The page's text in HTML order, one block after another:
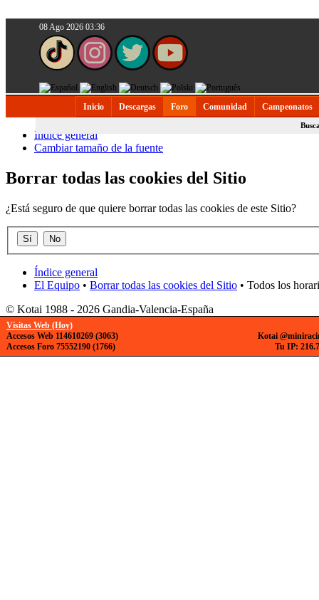
08 Ago 2026 03:36
Inicio Descargas Foro Comunidad Campeonatos
Índice general
Cambiar tamaño de la fuente
Borrar todas las cookies del Sitio
¿Está seguro de que quiere borrar todas las cookies de este Sitio?
Índice general
El Equipo • Borrar todas las cookies del Sitio • Todos los
© Kotai 1988 - 2026 Gandia-Valencia-España
Visitas Web (Hoy)
Accesos Web 114610269 (3063)
Accesos Foro 75552190 (1766)
Kotai
Tu IP: